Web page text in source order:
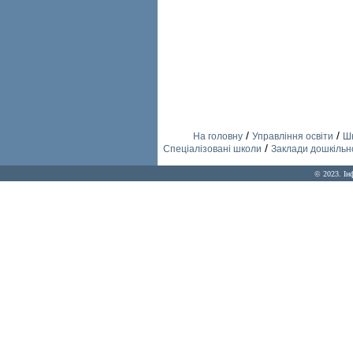
На головну/ Управління освіти /
Спеціалізовані школи / Заклади
© 2023.